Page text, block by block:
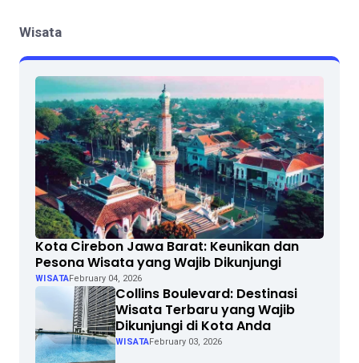
Wisata
Kota Cirebon Jawa Barat: Keunikan dan
Pesona Wisata yang Wajib Dikunjungi
WISATAFebruary 04, 2026
Collins Boulevard: Destinasi
Wisata Terbaru yang Wajib
Dikunjungi di Kota Anda
WISATAFebruary 03, 2026